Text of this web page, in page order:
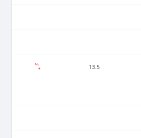
13.5